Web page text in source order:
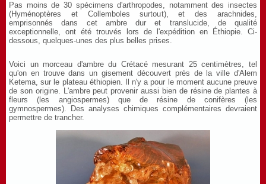
Pas moins de 30 spécimens d'arthropodes, notamment des insectes
(Hyménoptères et Collemboles surtout), et des arachnides,
emprisonnés dans cet ambre dur et translucide, de qualité
exceptionnelle, ont été trouvés lors de l'expédition en Éthiopie. Ci-
dessous, quelques-unes des plus belles prises.
Voici un morceau d'ambre du Crétacé mesurant 25 centimètres, tel
qu'on en trouve dans un gisement découvert près de la ville d'Alem
Ketema, sur le plateau éthiopien. Il n'y a pour le moment aucune preuve
de son origine. L'ambre peut provenir aussi bien de résine de plantes à
fleurs (les angiospermes) que de résine de conifères (les
gymnospermes). Des analyses chimiques complémentaires devraient
permettre de trancher.